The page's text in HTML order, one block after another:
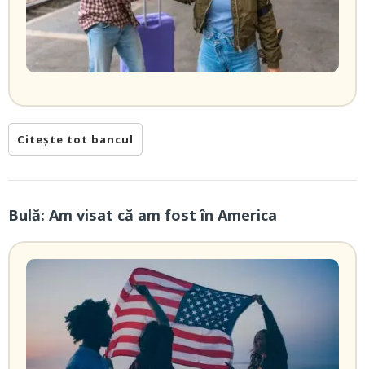
Citește tot bancul
Bulă: Am visat că am fost în America